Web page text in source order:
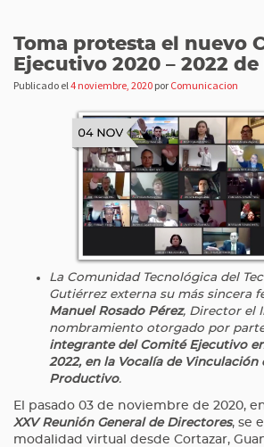
Toma protesta el nuevo
Ejecutivo 2020 – 2022 de
Publicado el4 noviembre, 2020 por Comunicacion
La Comunidad Tecnológica del
Gutiérrez externa su más sincera
Manuel Rosado Pérez, Director el
nombramiento otorgado por
integrante del Comité Ejecutivo
2022, en la Vocalía de Vinculación
Productivo.
El pasado 03 de noviembre de 2020,
XXV Reunión General de Directores, se
modalidad virtual desde Cortazar,